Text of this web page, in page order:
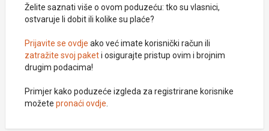
Želite saznati više o ovom poduzeću: tko su vlasnici,
ostvaruje li dobit ili kolike su plaće?
Prijavite se ovdje ako već imate korisnički račun ili
zatražite svoj paketi osigurajte pristup ovim i brojnim
drugim podacima!
Primjer kako poduzeće izgleda za registrirane korisnike
možete pronaći ovdje